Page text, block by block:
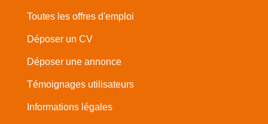
Toutes les offres d'emploi
Déposer un CV
Déposer une annonce
Témoignages utilisateurs
Informations légales